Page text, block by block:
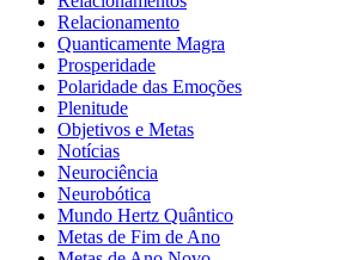
Relacionamento
Quanticamente Magra
Prosperidade
Polaridade das Emoções
Plenitude
Objetivos e Metas
Notícias
Neurociência
Neurobótica
Mundo Hertz Quântico
Metas de Fim de Ano